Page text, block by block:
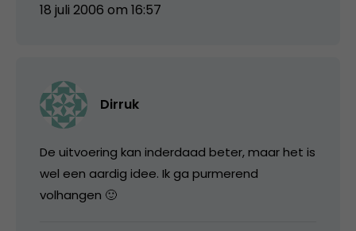
18 juli 2006 om 16:57
Dirruk
De uitvoering kan inderdaad beter, maar het is
wel een aardig idee. Ik ga purmerend
volhangen 🙂